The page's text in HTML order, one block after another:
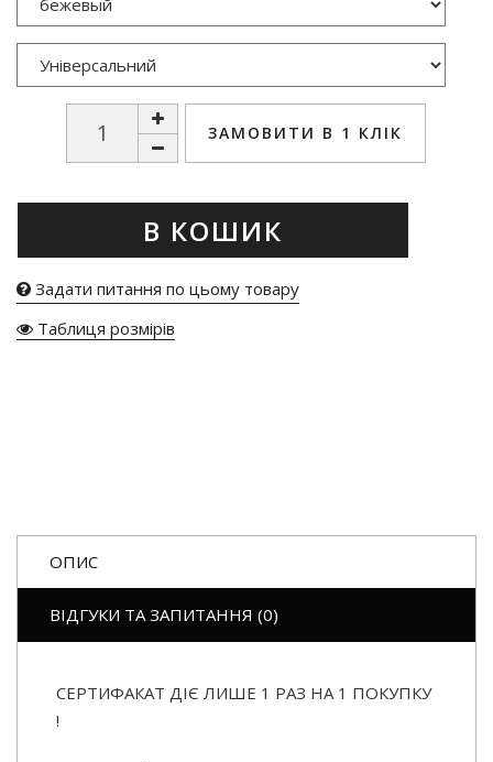
ЗАМОВИТИ В 1 КЛІК
В КОШИК
Задати питання по цьому товару
Таблиця розмірів
ОПИС
ВІДГУКИ ТА ЗАПИТАННЯ (0)
СЕРТИФАКАТ ДІЄ ЛИШЕ 1 РАЗ НА 1 ПОКУПКУ
!